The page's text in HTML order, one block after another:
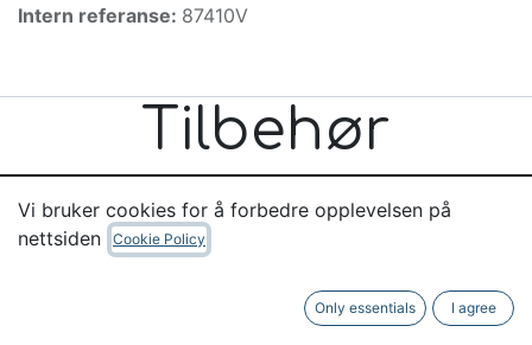
Intern referanse: 87410V
Tilbehør
Nyttige linker
Vi bruker cookies for å forbedre opplevelsen på
nettsiden
Cookie Policy
Only essentials I agree